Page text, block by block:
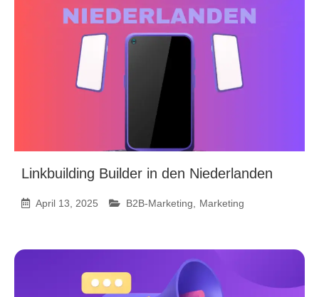
Linkbuilding Builder in den Niederlanden
April 13, 2025 B2B-Marketing, Marketing